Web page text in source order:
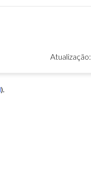
Atualização:
).